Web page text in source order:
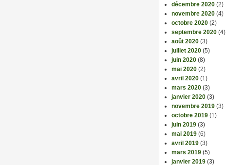
décembre 2020 (2)
novembre 2020 (4)
octobre 2020 (2)
septembre 2020 (4)
août 2020 (3)
juillet 2020 (5)
juin 2020 (8)
mai 2020 (2)
avril 2020 (1)
mars 2020 (3)
janvier 2020 (3)
novembre 2019 (3)
octobre 2019 (1)
juin 2019 (3)
mai 2019 (6)
avril 2019 (3)
mars 2019 (5)
janvier 2019 (3)